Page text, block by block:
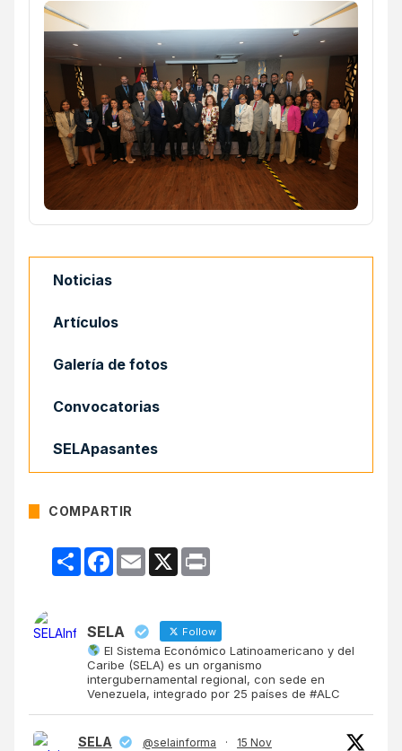
Noticias
Artículos
Galería de fotos
Convocatorias
SELApasantes
COMPARTIR
CompartirFacebook
Email X
SELA Follow
El Sistema Económico Latinoamericano y del
Caribe (SELA) es un organismo
intergubernamental regional, con sede en
Venezuela, integrado por 25 países de #ALC
SELA @selainforma ·
15 Nov